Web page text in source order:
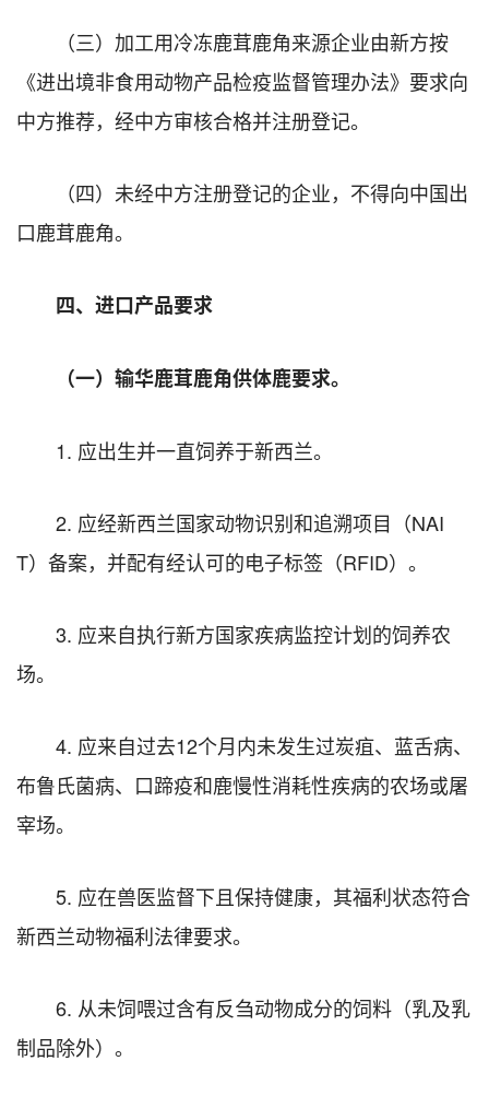
（三）加工用冷冻鹿茸鹿角来源企业由新方按
《进出境非食用动物产品检疫监督管理办法》要求向
中方推荐，经中方审核合格并注册登记。
（四）未经中方注册登记的企业，不得向中国出
口鹿茸鹿角。
四、进口产品要求
（一）输华鹿茸鹿角供体鹿要求。
1. 应出生并一直饲养于新西兰。
2. 应经新西兰国家动物识别和追溯项目（NAI
T）备案，并配有经认可的电子标签（RFID）。
3. 应来自执行新方国家疾病监控计划的饲养农
场。
4. 应来自过去12个月内未发生过炭疽、蓝舌病、
布鲁氏菌病、口蹄疫和鹿慢性消耗性疾病的农场或屠
宰场。
5. 应在兽医监督下且保持健康，其福利状态符合
新西兰动物福利法律要求。
6. 从未饲喂过含有反刍动物成分的饲料（乳及乳
制品除外）。